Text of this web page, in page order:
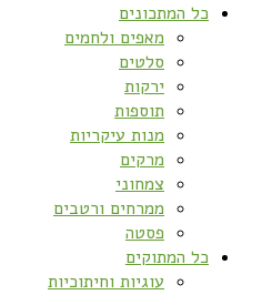
כל המתכונים
מאפים ולחמים
סלטים
ירקות
תוספות
מנות עיקריות
מרקים
צמחוני
ממרחים ורטבים
פסטה
כל המתוקים
עוגיות וחיתוכיות